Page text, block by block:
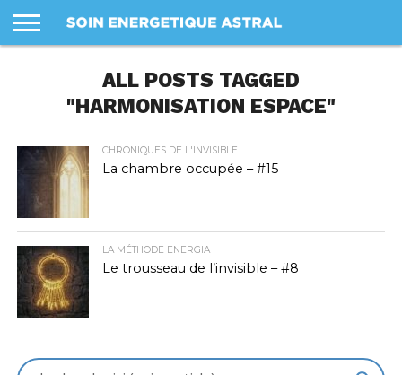
CONDITIONS
GÉNÉRALES
DE VENTE
ALL POSTS TAGGED
"HARMONISATION ESPACE"
CHRONIQUES DE L'INVISIBLE
La chambre occupée – #15
LA MÉTHODE ENERGIA
Le trousseau de l’invisible – #8